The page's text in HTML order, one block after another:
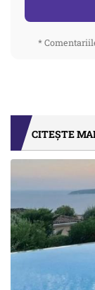
*
CITEȘTE